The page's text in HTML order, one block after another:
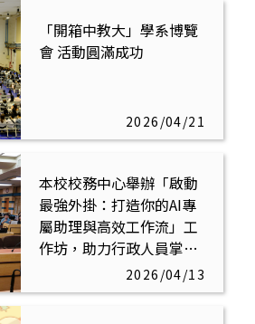
「開箱中教大」學系博覽
會 活動圓滿成功
2026/04/21
本校校務中心舉辦「啟動
最強外掛：打造你的AI專
屬助理與高效工作流」工
作坊，助力行政人員掌握
AI 關鍵數位力2026/04/13